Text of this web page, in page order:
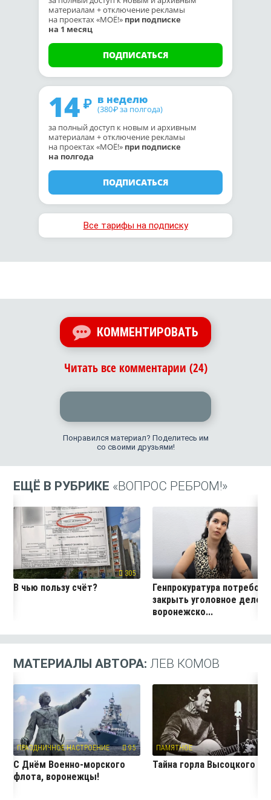
материалам + отключение рекламы
на проектах «МОЁ!» при подписке
на 1 месяц
ПОДПИСАТЬСЯ
14 в неделю
(380₽ за полгода)
за полный доступ к новым и архивным
материалам + отключение рекламы
на проектах «МОЁ!» при подписке
на полгода
ПОДПИСАТЬСЯ
Все тарифы на подписку
КОММЕНТИРОВАТЬ
Читать все комментарии (24)
Понравился материал? Поделитесь им
со своими друзьями!
ЕЩЁ В РУБРИКЕ «ВОПРОС РЕБРОМ!»
305
В чью пользу счёт?
Генпрокуратура
закрыть уголовное дело
воронежско...
МАТЕРИАЛЫ АВТОРА:ЛЕВ КОМОВ
ПРАЗДНИЧНОЕ НАСТРОЕНИЕ 95
С Днём Военно-морского
флота, воронежцы!
ПАМЯТНОЕ
Тайна горла Высоцкого